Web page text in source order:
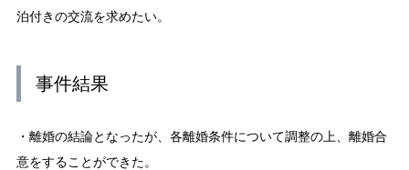
泊付きの交流を求めたい。
事件結果
・離婚の結論となったが、各離婚条件について調整の上、離婚合
意をすることができた。